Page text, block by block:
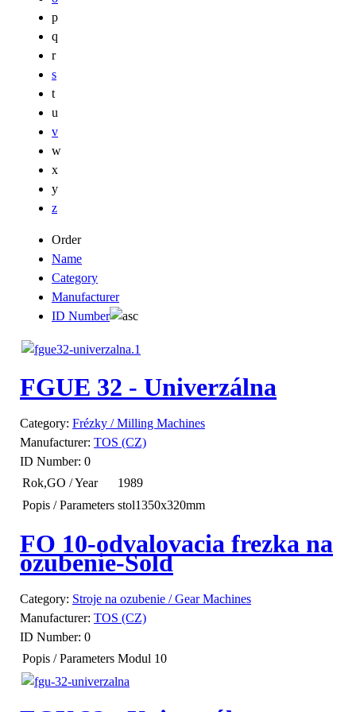
p
q
r
s
t
u
v
w
x
y
z
Order
Name
Category
Manufacturer
ID Number
FGUE 32 - Univerzálna
Category: Frézky / Milling Machines
Manufacturer: TOS (CZ)
ID Number: 0
Rok,GO / Year
1989
Popis / Parameters stol1350x320mm
FO 10-odvalovacia frezka na
ozubenie-Sold
Category: Stroje na ozubenie / Gear Machines
Manufacturer: TOS (CZ)
ID Number: 0
Popis / Parameters Modul 10